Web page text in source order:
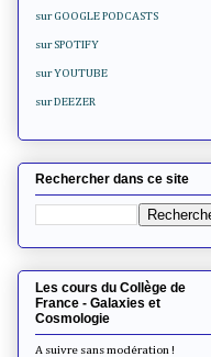
sur GOOGLE PODCASTS
sur SPOTIFY
sur YOUTUBE
sur DEEZER
Rechercher dans ce site
Les cours du Collège de
France - Galaxies et
Cosmologie
A suivre sans modération !